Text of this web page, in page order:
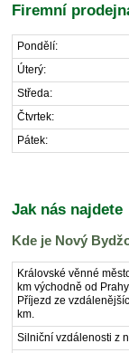
Firemní
Pondělí:
Úterý:
Středa:
Čtvrtek:
Pátek:
Jak nás najdete
Kde je Nový
Královské věnné
km východně od Prahy.
Příjezd ze
km.
Silniční vzdálenosti z